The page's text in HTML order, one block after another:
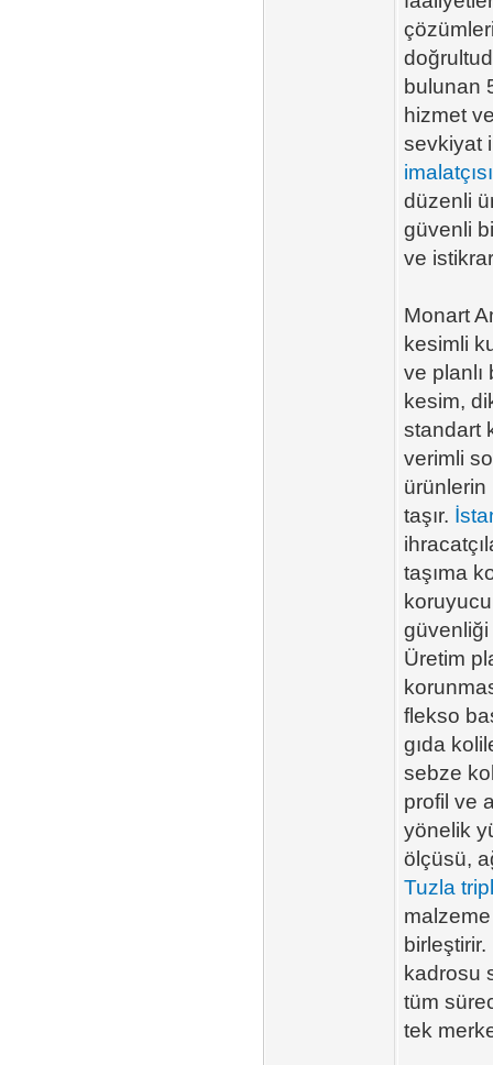
bulunan
hizmet
sevkiyat
imalatçısı
düzenli
güvenli
ve
Monart
kesimli
ve planlı
kesim,
standart
verimli
ürünlerin
taşır.
taşıma
güvenliği
Üretim
flekso
gıda
sebze
profil ve
yönelik
ölçüsü,
Tuzla
kadrosu
tüm
tek